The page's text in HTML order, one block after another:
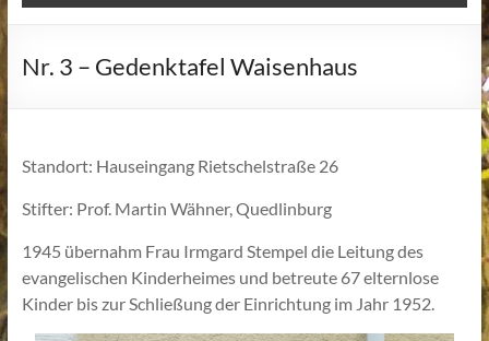
Nr. 3 – Gedenktafel Waisenhaus
Standort: Hauseingang Rietschelstraße 26
Stifter: Prof. Martin Wähner, Quedlinburg
1945 übernahm Frau Irmgard Stempel die Leitung des
evangelischen Kinderheimes und betreute 67 elternlose
Kinder bis zur Schließung der Einrichtung im Jahr 1952.